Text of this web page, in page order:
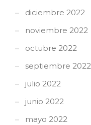
diciembre 2022
noviembre 2022
octubre 2022
septiembre 2022
julio 2022
junio 2022
mayo 2022